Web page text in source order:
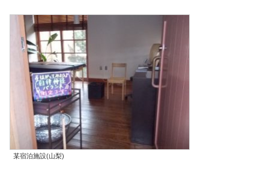
某宿泊施設(山梨)